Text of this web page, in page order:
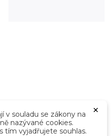
×
v souladu se zákony na
nazývané cookies.
tím vyjadřujete souhlas.